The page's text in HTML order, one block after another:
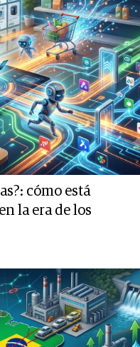
cómo está
la era de los